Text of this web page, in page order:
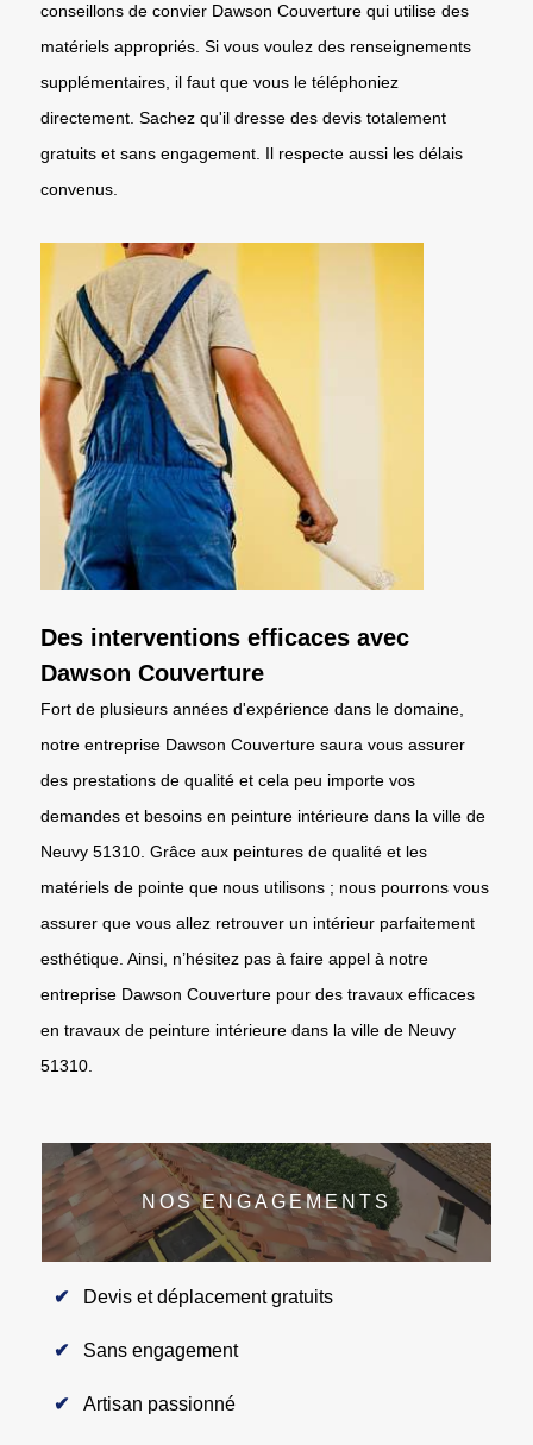
conseillons de convier Dawson Couverture qui utilise des
matériels appropriés. Si vous voulez des renseignements
supplémentaires, il faut que vous le téléphoniez
directement. Sachez qu'il dresse des devis totalement
gratuits et sans engagement. Il respecte aussi les délais
convenus.
Des interventions efficaces avec
Dawson Couverture
Fort de plusieurs années d'expérience dans le domaine,
notre entreprise Dawson Couverture saura vous assurer
des prestations de qualité et cela peu importe vos
demandes et besoins en peinture intérieure dans la ville de
Neuvy 51310. Grâce aux peintures de qualité et les
matériels de pointe que nous utilisons ; nous pourrons vous
assurer que vous allez retrouver un intérieur parfaitement
esthétique. Ainsi, n’hésitez pas à faire appel à notre
entreprise Dawson Couverture pour des travaux efficaces
en travaux de peinture intérieure dans la ville de Neuvy
51310.
NOS ENGAGEMENTS
Devis et déplacement gratuits
Sans engagement
Artisan passionné